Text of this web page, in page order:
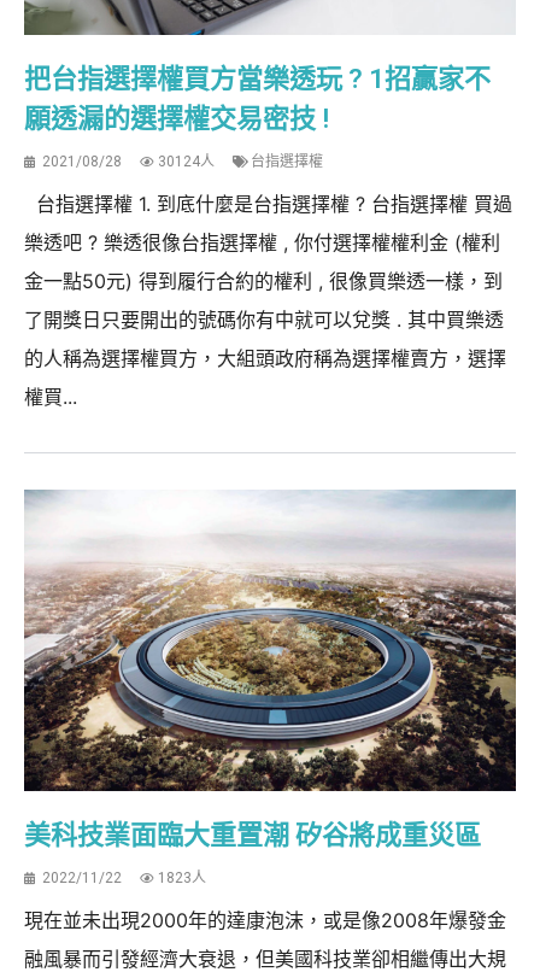
把台指選擇權買方當樂透玩 ? 1招贏家不
願透漏的選擇權交易密技 !
2021/08/28 30124人 台指選擇權
台指選擇權 1. 到底什麼是台指選擇權 ? 台指選擇權 買過
樂透吧 ? 樂透很像台指選擇權 , 你付選擇權權利金 (權利
金一點50元) 得到履行合約的權利 , 很像買樂透一樣，到
了開獎日只要開出的號碼你有中就可以兌獎 . 其中買樂透
的人稱為選擇權買方，大組頭政府稱為選擇權賣方，選擇
權買...
美科技業面臨大重置潮 矽谷將成重災區
2022/11/22 1823人
現在並未出現2000年的達康泡沫，或是像2008年爆發金
融風暴而引發經濟大衰退，但美國科技業卻相繼傳出大規